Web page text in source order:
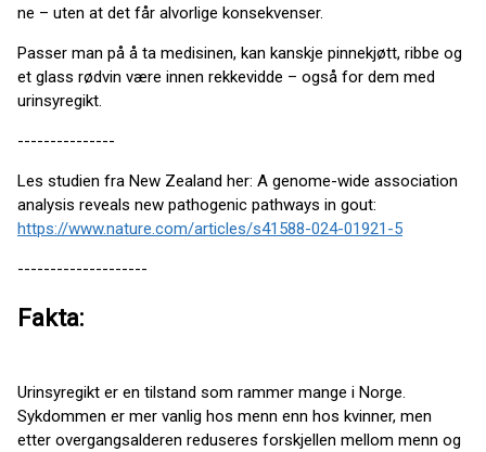
ne – uten at det får alvorlige konsekvenser.
Passer man på å ta medisinen, kan kanskje pinnekjøtt, ribbe og
et glass rødvin være innen rekkevidde – også for dem med
urinsyregikt.
---------------
Les studien fra New Zealand her: A genome-wide association
analysis reveals new pathogenic pathways in gout:
https://www.nature.com/articles/s41588-024-01921-5
--------------------
Fakta:
Urinsyregikt er en tilstand som rammer mange i Norge.
Sykdommen er mer vanlig hos menn enn hos kvinner, men
etter overgangsalderen reduseres forskjellen mellom menn og